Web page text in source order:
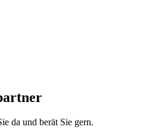
da und berät Sie gern.